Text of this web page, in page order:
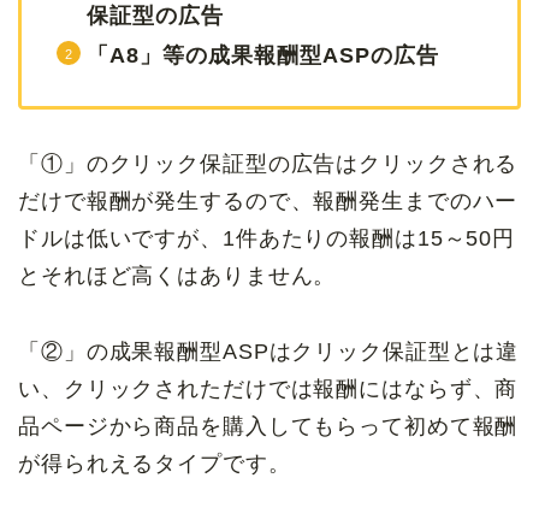
保証型の広告
「A8」等の成果報酬型ASPの広告
「①」のクリック保証型の広告はクリックされる
だけで報酬が発生するので、報酬発生までのハー
ドルは低いですが、1件あたりの報酬は15～50円
とそれほど高くはありません。
「②」の成果報酬型ASPはクリック保証型とは違
い、クリックされただけでは報酬にはならず、商
品ページから商品を購入してもらって初めて報酬
が得られえるタイプです。